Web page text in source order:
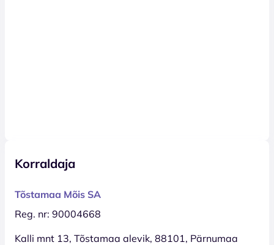
Korraldaja
Tõstamaa Mõis SA
Reg. nr: 90004668
Kalli mnt 13, Tõstamaa alevik, 88101, Pärnumaa